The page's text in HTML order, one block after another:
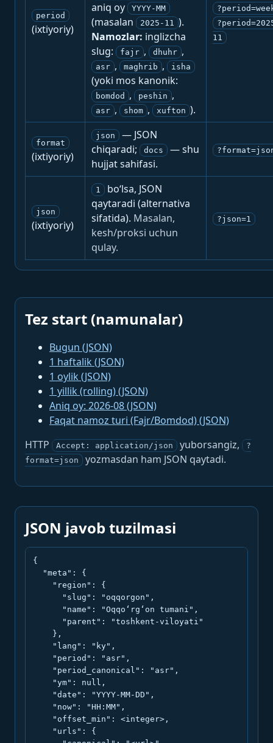
period
(ixtiyoriy)
aniq oy
YYYY-MM
(masalan 2025-11 ).
Namozlar: inglizcha
slug:
fajr , dhuhr ,
asr , maghrib , isha
(yoki mos kanonik:
bomdod , peshin ,
asr , shom , xufton ).
11
format
(ixtiyoriy)
json
— JSON
chiqaradi;
docs
— shu
hujjat sahifasi.
json
(ixtiyoriy)
1
bo‘lsa, JSON
qaytaradi (alternativa
sifatida). Masalan,
kesh/proksi uchun
qulay.
?json=1
Tez start (namunalar)
Bugun (JSON)
1 haftalik (JSON)
1 oylik (JSON)
1 yillik (rolling) (JSON)
Aniq oy: 2026-08 (JSON)
Faqat namoz turi (Fajr/Bomdod) (JSON)
HTTP
Accept: application/json yuborsangiz,
?
format=json
yozmasdan ham JSON qaytadi.
JSON javob tuzilmasi
{
  "meta": {
    "region": {
      "slug": "oqqorgon",
      "name": "Oqqo‘rg‘on tumani",
      "parent": "toshkent-viloyati"
    },
    "lang": "ky",
    "period": "asr",
    "period_canonical": "asr",
    "ym": null,
    "date": "YYYY-MM-DD",
    "now": "HH:MM",
    "offset_min": <integer>,
    "urls": {